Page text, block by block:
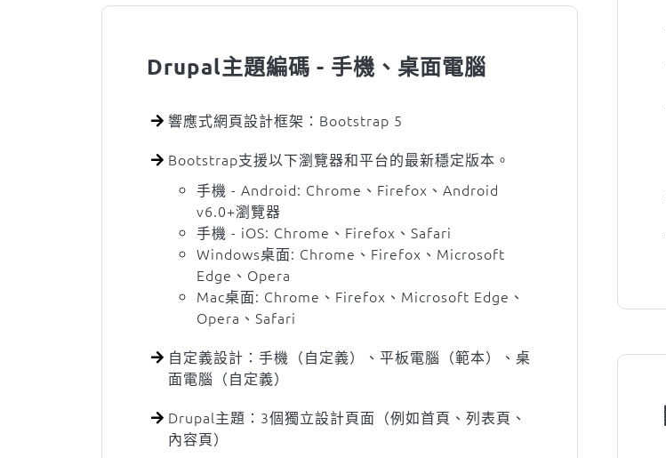
Drupal主題編碼 - 手機、桌面電腦
響應式網頁設計框架：Bootstrap 5
Bootstrap支援以下瀏覽器和平台的最新穩定版本。
手機 - Android: Chrome、Firefox、Android
v6.0+瀏覽器
手機 - iOS: Chrome、Firefox、Safari
Windows桌面: Chrome、Firefox、Microsoft
Edge、Opera
Mac桌面: Chrome、Firefox、Microsoft Edge、
Opera、Safari
自定義設計：手機（自定義）、平板電腦（範本）、桌
面電腦（自定義）
Drupal主題：3個獨立設計頁面（例如首頁、列表頁、
內容頁）